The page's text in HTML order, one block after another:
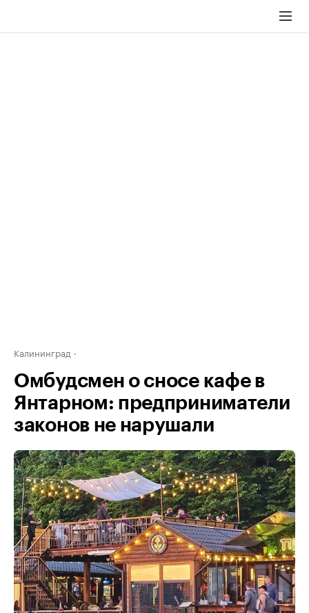
Калининград
Омбудсмен о сносе кафе в
Янтарном: предприниматели
законов не нарушали